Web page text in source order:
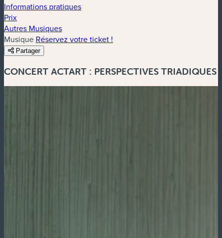
Informations pratiques
Prix
Autres Musiques
Musique Réservez votre ticket !
Partager
CONCERT ACTART : PERSPECTIVES TRIADIQUES